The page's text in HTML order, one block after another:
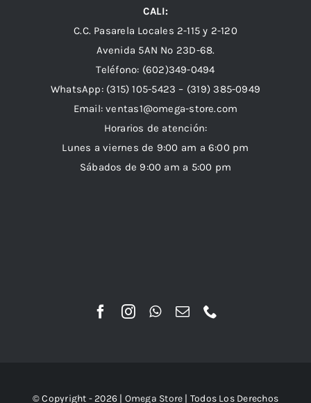
CALI:
C.C. Pasarela Locales 2-115 y 2-120
Avenida 5AN Nº 23D-68.
Teléfono: (602)349-0494
WhatsApp: (315) 105-5423 – (319) 385-0949
Email:ventas1@omega-store.com
Horarios de atención:
Lunes a viernes de 9:00 am a 6:00 pm
Sábados de 9:00 am a 5:00 pm
© Copyright - 2026 | Omega Store | Todos Los Derechos